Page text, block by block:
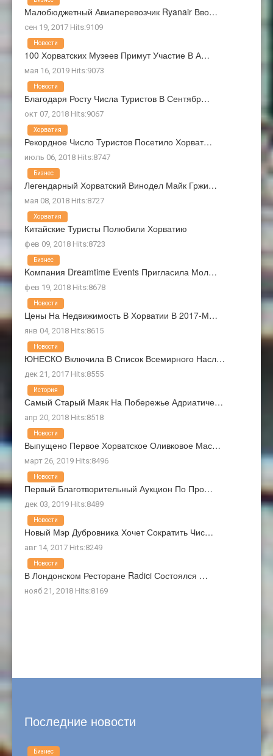
Малобюджетный Авиаперевозчик Ryanair Вво…
сен 19, 2017 Hits:9109
100 Хорватских Музеев Примут Участие В А…
мая 16, 2019 Hits:9073
Новости
Благодаря Росту Числа Туристов В Сентябр…
окт 07, 2018 Hits:9067
Новости
Рекордное Число Туристов Посетило Хорват…
июль 06, 2018 Hits:8747
Хорватия
Легендарный Хорватский Винодел Майк Гржи…
мая 08, 2018 Hits:8727
Бизнес
Китайские Туристы Полюбили Хорватию
фев 09, 2018 Hits:8723
Хорватия
Kомпания Dreamtime Events Пригласила Мол…
фев 19, 2018 Hits:8678
Бизнес
Цены На Недвижимость В Хорватии В 2017-М…
янв 04, 2018 Hits:8615
Новости
ЮНЕСКО Включила В Список Всемирного Насл…
дек 21, 2017 Hits:8555
Новости
Самый Старый Маяк На Побережье Адриатиче…
апр 20, 2018 Hits:8518
История
Выпущено Первое Хорватское Оливковое Мас…
март 26, 2019 Hits:8496
Новости
Первый Благотворительный Аукцион По Про…
дек 03, 2019 Hits:8489
Новости
Новый Мэр Дубровника Хочет Сократить Чис…
авг 14, 2017 Hits:8249
Новости
В Лондонском Ресторане Radici Состоялся …
нояб 21, 2018 Hits:8169
Новости
Последние новости
Бизнес